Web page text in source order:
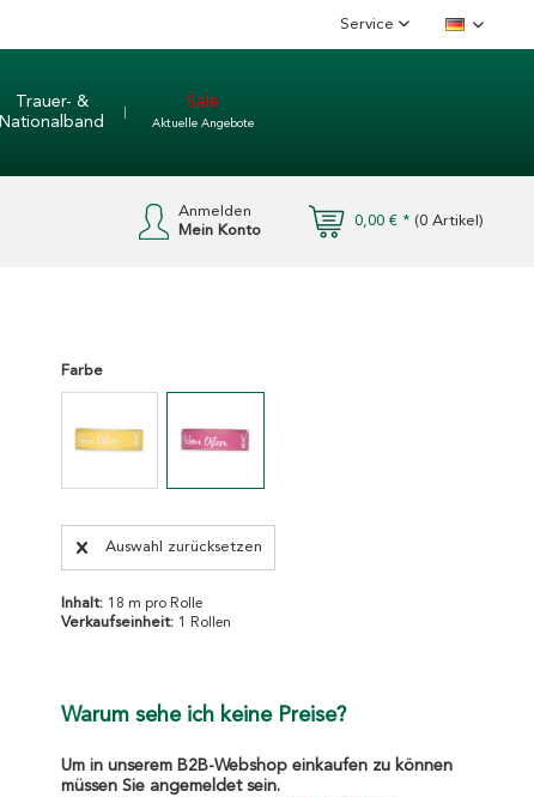
Service Deutsch
Trauer- &
Nationalband
Sale
Aktuelle Angebote
0,00 € * (0 Artikel)
Anmelden
Mein Konto
Farbe
Auswahl zurücksetzen
Inhalt: 18 m pro Rolle
Verkaufseinheit: 1 Rollen
Warum sehe ich keine Preise?
Um in unserem B2B-Webshop einkaufen zu können
müssen Sie angemeldet sein.